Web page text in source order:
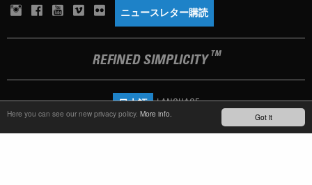
Got it
Here you can see our new privacy policy. More info.
ニュースレター購読
REFINED SIMPLICITY TM
日本語 LANGUAGE
TERMS OF USE PRIVACY POLICY IMPRINT